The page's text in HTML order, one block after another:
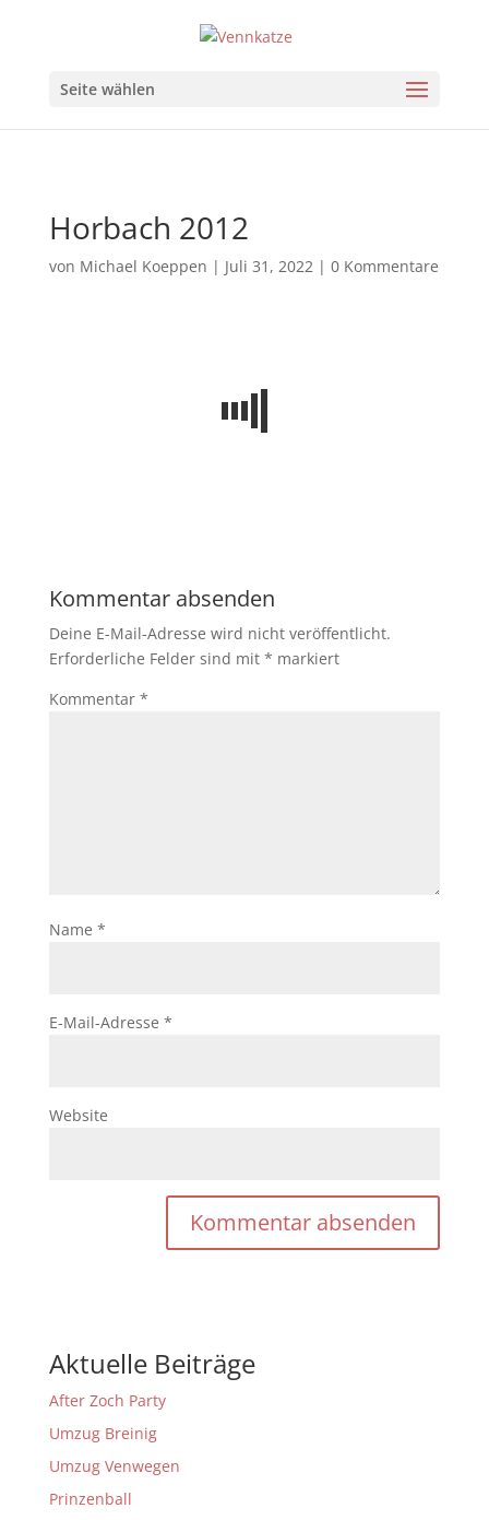
Seite wählen
Horbach 2012
von Michael Koeppen | Juli 31, 2022| 0 Kommentare
Kommentar absenden
Deine E-Mail-Adresse wird nicht veröffentlicht.
Erforderliche Felder sind mit * markiert
Kommentar *
Name *
E-Mail-Adresse *
Website
Aktuelle Beiträge
After Zoch Party
Umzug Breinig
Umzug Venwegen
Prinzenball